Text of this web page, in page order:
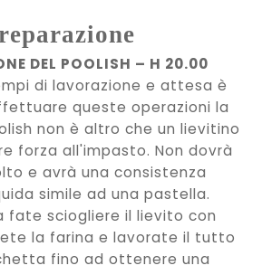
DEL POOLISH – H 20.00
di lavorazione e attesa è
queste operazioni la
non è altro che un lievitino
forza all'impasto. Non dovrà
e avrà una consistenza
simile ad una pastella.
fate sciogliere il lievito con
la farina e lavorate il tutto
fino ad ottenere una